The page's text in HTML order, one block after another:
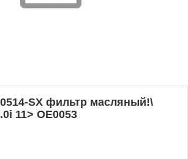
SX фильтр масляный!\
11> OE0053